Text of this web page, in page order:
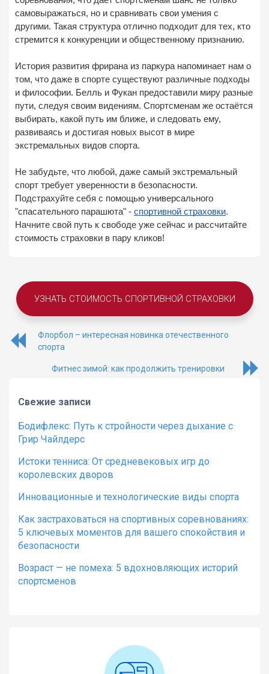
самовыражаться, но и сравнивать свои умения с
другими. Такая структура отлично подходит для тех, кто
стремится к конкуренции и общественному признанию.
История развития фрирана из паркура напоминает нам о
том, что даже в спорте существуют различные подходы
и философии. Белль и Фукан предоставили миру разные
пути, следуя своим видениям. Спортсменам же остаётся
выбирать, какой путь им ближе, и следовать ему,
развиваясь и достигая новых высот в мире
экстремальных видов спорта.
Не забудьте, что любой, даже самый экстремальный
спорт требует уверенности в безопасности.
Подстрахуйте себя с помощью универсального
"спасательного парашюта" - спортивной страховки.
Начните свой путь к свободе уже сейчас и рассчитайте
стоимость страховки в пару кликов!
УЗНАТЬ СТОИМОСТЬ СПОРТИВНОЙ СТРАХОВКИ
Флорбол – интересная новинка отечественного
спорта
Фитнес зимой: как продолжить тренировки
Свежие записи
Бодифлекс: Путь к стройности через дыхание с
Грир Чайлдерс
Истоки тенниса: От средневековых игр до
королевских дворов
Инновационные и технологические виды спорта
Как застраховаться на спортивных соревнованиях:
5 ключевых моментов для вашего спокойствия и
безопасности
Возраст — не помеха: 5 вдохновляющих историй
спортсменов